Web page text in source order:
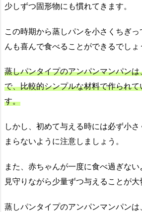
少しずつ固形物にも慣れてきます。
この時期から蒸しパンを小さくちぎ
んも喜んで食べることができるでしょ
蒸しパンタイプのアンパンマンパン
で、比較的シンプルな材料で作られ
す。
しかし、初めて与える時には必ず小
まらないように注意しましょう。
また、赤ちゃんが一度に食べ過ぎな
見守りながら少量ずつ与えることが大
蒸しパンタイプのアンパンマンパン